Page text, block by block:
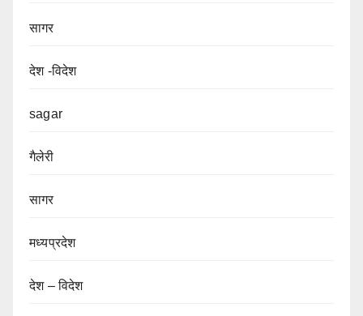
सागर
देश -विदेश
sagar
गैलेरी
सागर
मध्यप्रदेश
देश – विदेश